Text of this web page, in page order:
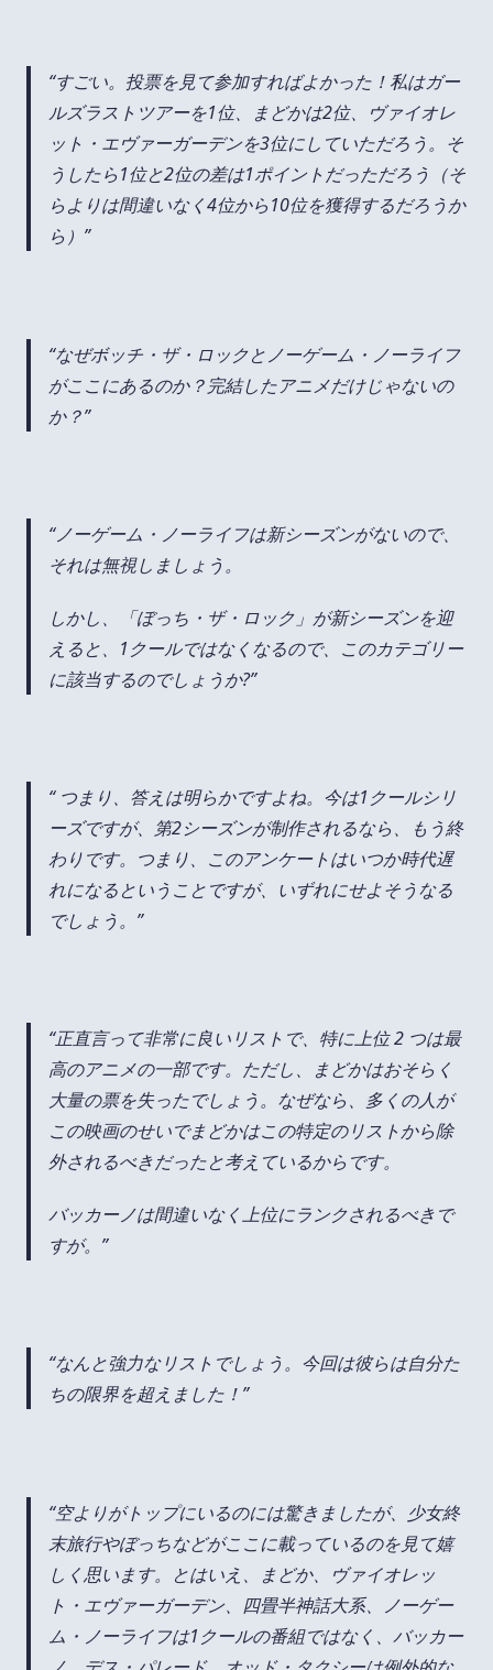
すごい。投票を見て参加すればよかった！私はガー
ルズラストツアーを1位、まどかは2位、ヴァイオレ
ット・エヴァーガーデンを3位にしていただろう。そ
うしたら1位と2位の差は1ポイントだっただろう（そ
らよりは間違いなく4位から10位を獲得するだろうか
ら）
なぜボッチ・ザ・ロックとノーゲーム・ノーライフ
がここにあるのか？完結したアニメだけじゃないの
か？
ノーゲーム・ノーライフは新シーズンがないので、
それは無視しましょう。
しかし、「ぼっち・ザ・ロック」が新シーズンを迎
えると、1クールではなくなるので、このカテゴリー
に該当するのでしょうか?
つまり、答えは明らかですよね。今は1クールシリ
ーズですが、第2シーズンが制作されるなら、もう終
わりです。つまり、このアンケートはいつか時代遅
れになるということですが、いずれにせよそうなる
でしょう。
正直言って非常に良いリストで、特に上位 2 つは最
高のアニメの一部です。ただし、まどかはおそらく
大量の票を失ったでしょう。なぜなら、多くの人が
この映画のせいでまどかはこの特定のリストから除
外されるべきだったと考えているからです。
バッカーノは間違いなく上位にランクされるべきで
すが。
なんと強力なリストでしょう。今回は彼らは自分た
ちの限界を超えました！
空よりがトップにいるのには驚きましたが、少女終
末旅行やぼっちなどがここに載っているのを見て嬉
しく思います。とはいえ、まどか、ヴァイオレッ
ト・エヴァーガーデン、四畳半神話大系、ノーゲー
ム・ノーライフは1クールの番組ではなく、バッカー